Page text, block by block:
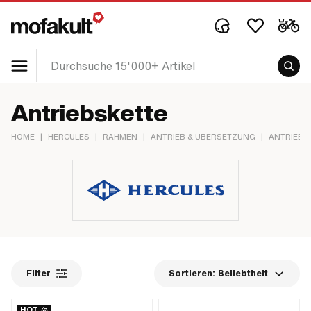
Antriebskette
HOME | HERCULES | RAHMEN | ANTRIEB & ÜBERSETZUNG |
Filter Sortieren: Beliebtheit